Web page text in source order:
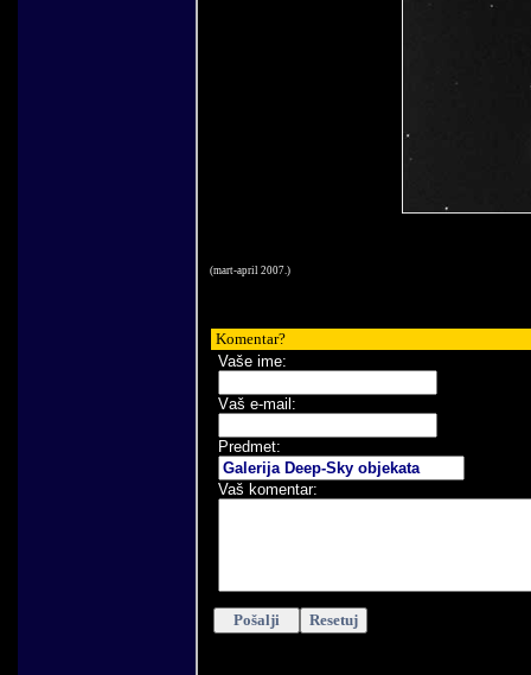
(mart-april 2007 .)
Komentar?
Vaše ime:
Vaš e-mail:
Predmet:
Vaš komentar: